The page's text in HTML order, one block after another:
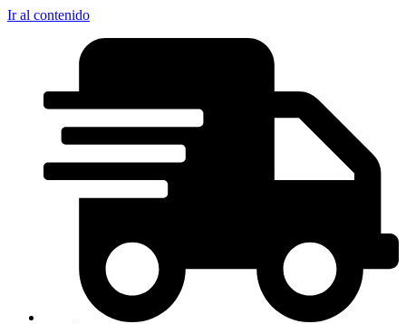
Ir al contenido